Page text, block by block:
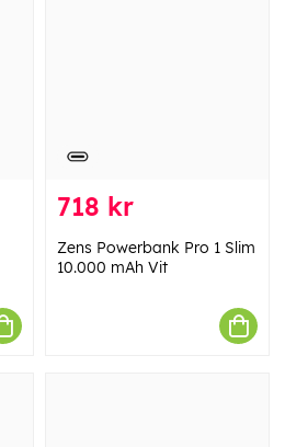
718 kr
Zens Powerbank Pro 1 Slim
10.000 mAh Vit